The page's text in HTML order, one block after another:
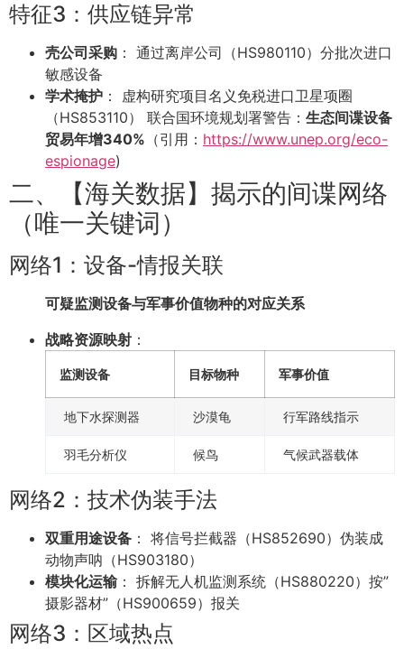
特征3：供应链异常
壳公司采购 ： 通过离岸公司（HS980110）分批次进口
敏感设备
学术掩护 ： 虚构研究项目名义免税进口卫星项圈
（HS853110） 联合国环境规划署警告： 生态间谍设备
贸易年增340% （引用： https://www.unep.org/eco-
espionage)
二、【海关数据】揭示的间谍网络
（唯一关键词）
网络1：设备-情报关联
可疑监测设备与军事价值物种的对应关系
战略资源映射 ：
监测设备 目标物种 军事价值
地下水探测器 沙漠龟 行军路线指示
羽毛分析仪 候鸟 气候武器载体
网络2：技术伪装手法
双重用途设备 ： 将信号拦截器（HS852690）伪装成
动物声呐（HS903180）
模块化运输： 拆解无人机监测系统（HS880220）按”
摄影器材”（HS900659）报关
网络3：区域热点